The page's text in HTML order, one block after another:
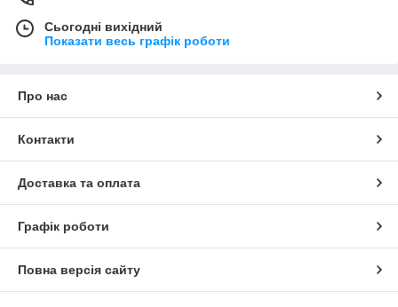
Сьогодні вихідний
Показати весь графік роботи
Про нас
Контакти
Доставка та оплата
Графік роботи
Повна версія сайту